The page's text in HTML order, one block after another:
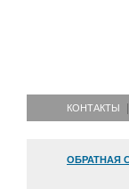
КОНТАКТЫ
ОБРАТНАЯ